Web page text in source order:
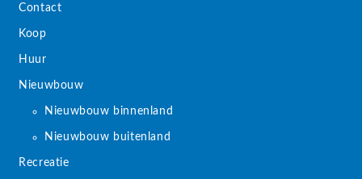
Contact
Koop
Huur
Nieuwbouw
Nieuwbouw binnenland
Nieuwbouw buitenland
Recreatie